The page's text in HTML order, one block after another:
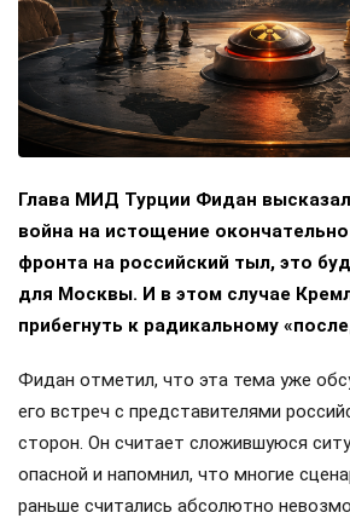
Глава МИД Турции Фидан
война на истощение
фронта на российский тыл, это
для Москвы. И в этом случае
прибегнуть к радикальному
Фидан отметил, что эта тема уже
его встреч с представителями
сторон. Он считает сложившуюся
опасной и напомнил, что многие
раньше считались абсолютно